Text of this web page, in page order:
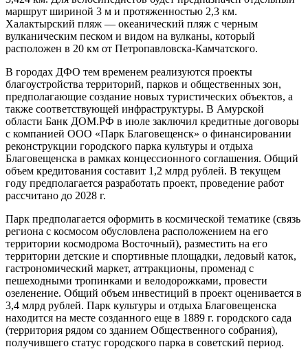
маршрут шириной 3 м и протяженностью 2,3 км.
Халактырский пляж — океанический пляж с черным
вулканическим песком и видом на вулканы, который
расположен в 20 км от Петропавловска-Камчатского.
В городах ДФО тем временем реализуются проекты
благоустройства территорий, парков и общественных зон,
предполагающие создание новых туристических объектов, а
также соответствующей инфраструктуры. В Амурской
области Банк ДОМ.РФ в июле заключил кредитные договоры
с компанией ООО «Парк Благовещенск» о финансировании
реконструкции городского парка культуры и отдыха
Благовещенска в рамках концессионного соглашения. Общий
объем кредитования составит 1,2 млрд рублей. В текущем
году предполагается разработать проект, проведение работ
рассчитано до 2028 г.
Парк предполагается оформить в космической тематике (связь
региона с космосом обусловлена расположением на его
территории космодрома Восточный), разместить на его
территории детские и спортивные площадки, ледовый каток,
гастрономический маркет, аттракционы, променад с
пешеходными тропинками и велодорожками, провести
озеленение. Общий объем инвестиций в проект оценивается в
3,4 млрд рублей. Парк культуры и отдыха Благовещенска
находится на месте созданного еще в 1889 г. городского сада
(территория рядом со зданием Общественного собрания),
получившего статус городского парка в советский период.